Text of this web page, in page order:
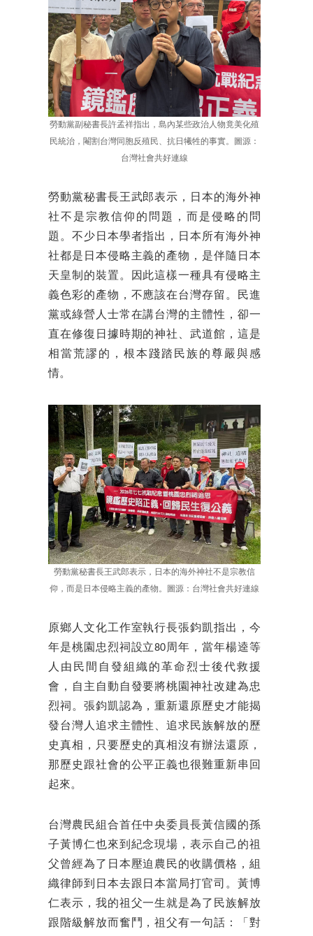
勞動黨副秘書長許孟祥指出，島內某些政治人物竟美化殖
民統治，閹割台灣同胞反殖民、抗日犧牲的事實。圖源：
台灣社會共好連線
勞動黨秘書長王武郎表示，日本的海外神
社不是宗教信仰的問題，而是侵略的問
題。不少日本學者指出，日本所有海外神
社都是日本侵略主義的產物，是伴隨日本
天皇制的裝置。因此這樣一種具有侵略主
義色彩的產物，不應該在台灣存留。民進
黨或綠營人士常在講台灣的主體性，卻一
直在修復日據時期的神社、武道館，這是
相當荒謬的，根本踐踏民族的尊嚴與感
情。
勞動黨秘書長王武郎表示，日本的海外神社不是宗教信
仰，而是日本侵略主義的產物。圖源：台灣社會共好連線
原鄉人文化工作室執行長張鈞凱指出，今
年是桃園忠烈祠設立80周年，當年楊逵等
人由民間自發組織的革命烈士後代救援
會，自主自動自發要將桃園神社改建為忠
烈祠。張鈞凱認為，重新還原歷史才能揭
發台灣人追求主體性、追求民族解放的歷
史真相，只要歷史的真相沒有辦法還原，
那歷史跟社會的公平正義也很難重新串回
起來。
台灣農民組合首任中央委員長黃信國的孫
子黃博仁也來到紀念現場，表示自己的祖
父曾經為了日本壓迫農民的收購價格，組
織律師到日本去跟日本當局打官司。黃博
仁表示，我的祖父一生就是為了民族解放
跟階級解放而奮鬥，祖父有一句話：「對